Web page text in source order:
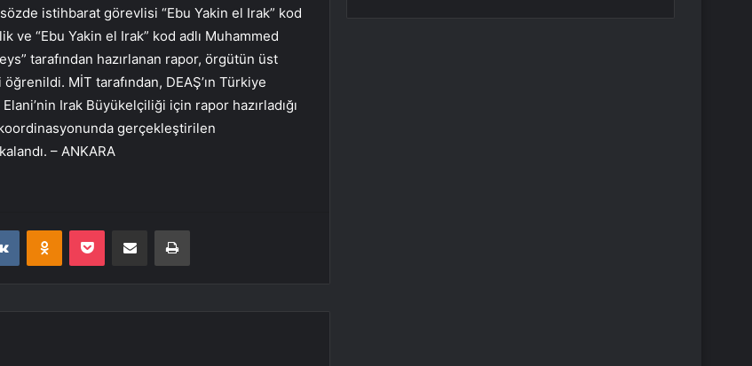
istihbarat görevlisi “Ebu Yakin el Irak” kod
ve “Ebu Yakin el Irak” kod adlı Muhammed
tarafından hazırlanan rapor, örgütün üst
MİT tarafından, DEAŞ’ın Türkiye
Irak Büyükelçiliği için rapor hazırladığı
gerçekleştirilen
– ANKARA
VKontakteOdnoklassniki
Pocket E-Posta ile paylaş Yazdır